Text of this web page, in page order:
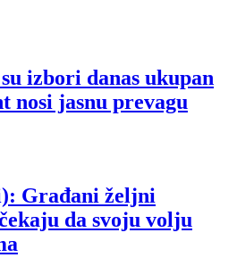
izbori danas ukupan
nosi jasnu prevagu
Građani željni
da svoju volju